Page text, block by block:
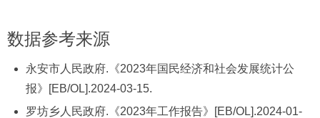
数据参考来源
永安市人民政府.《2023年国民经济和社会发展统计公
报》[EB/OL].2024-03-15.
罗坊乡人民政府.《2023年工作报告》[EB/OL].2024-01-